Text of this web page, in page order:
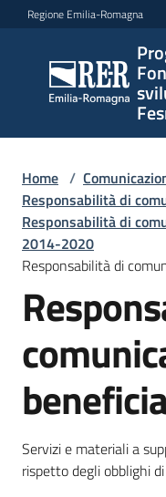
Vai al contenuto
Vai alla navigazione
Vai al footer
Regione Emilia-Romagna
Fondo
europeo
Fesr
Programmi
strategie
Opportunità
Home /
Responsabilità di
Responsabilità di
2014-2020
Responsabilità di
Servizi e materiali a
rispetto degli obblighi